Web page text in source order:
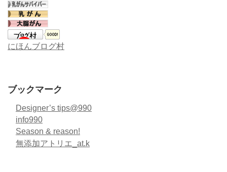
にほんブログ村
ブックマーク
Designer’s tips@990
info990
Season & reason!
無添加アトリエ_at.k